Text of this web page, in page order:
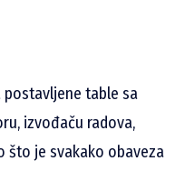
postavljene table sa
izvođaču radova,
što je svakako obaveza